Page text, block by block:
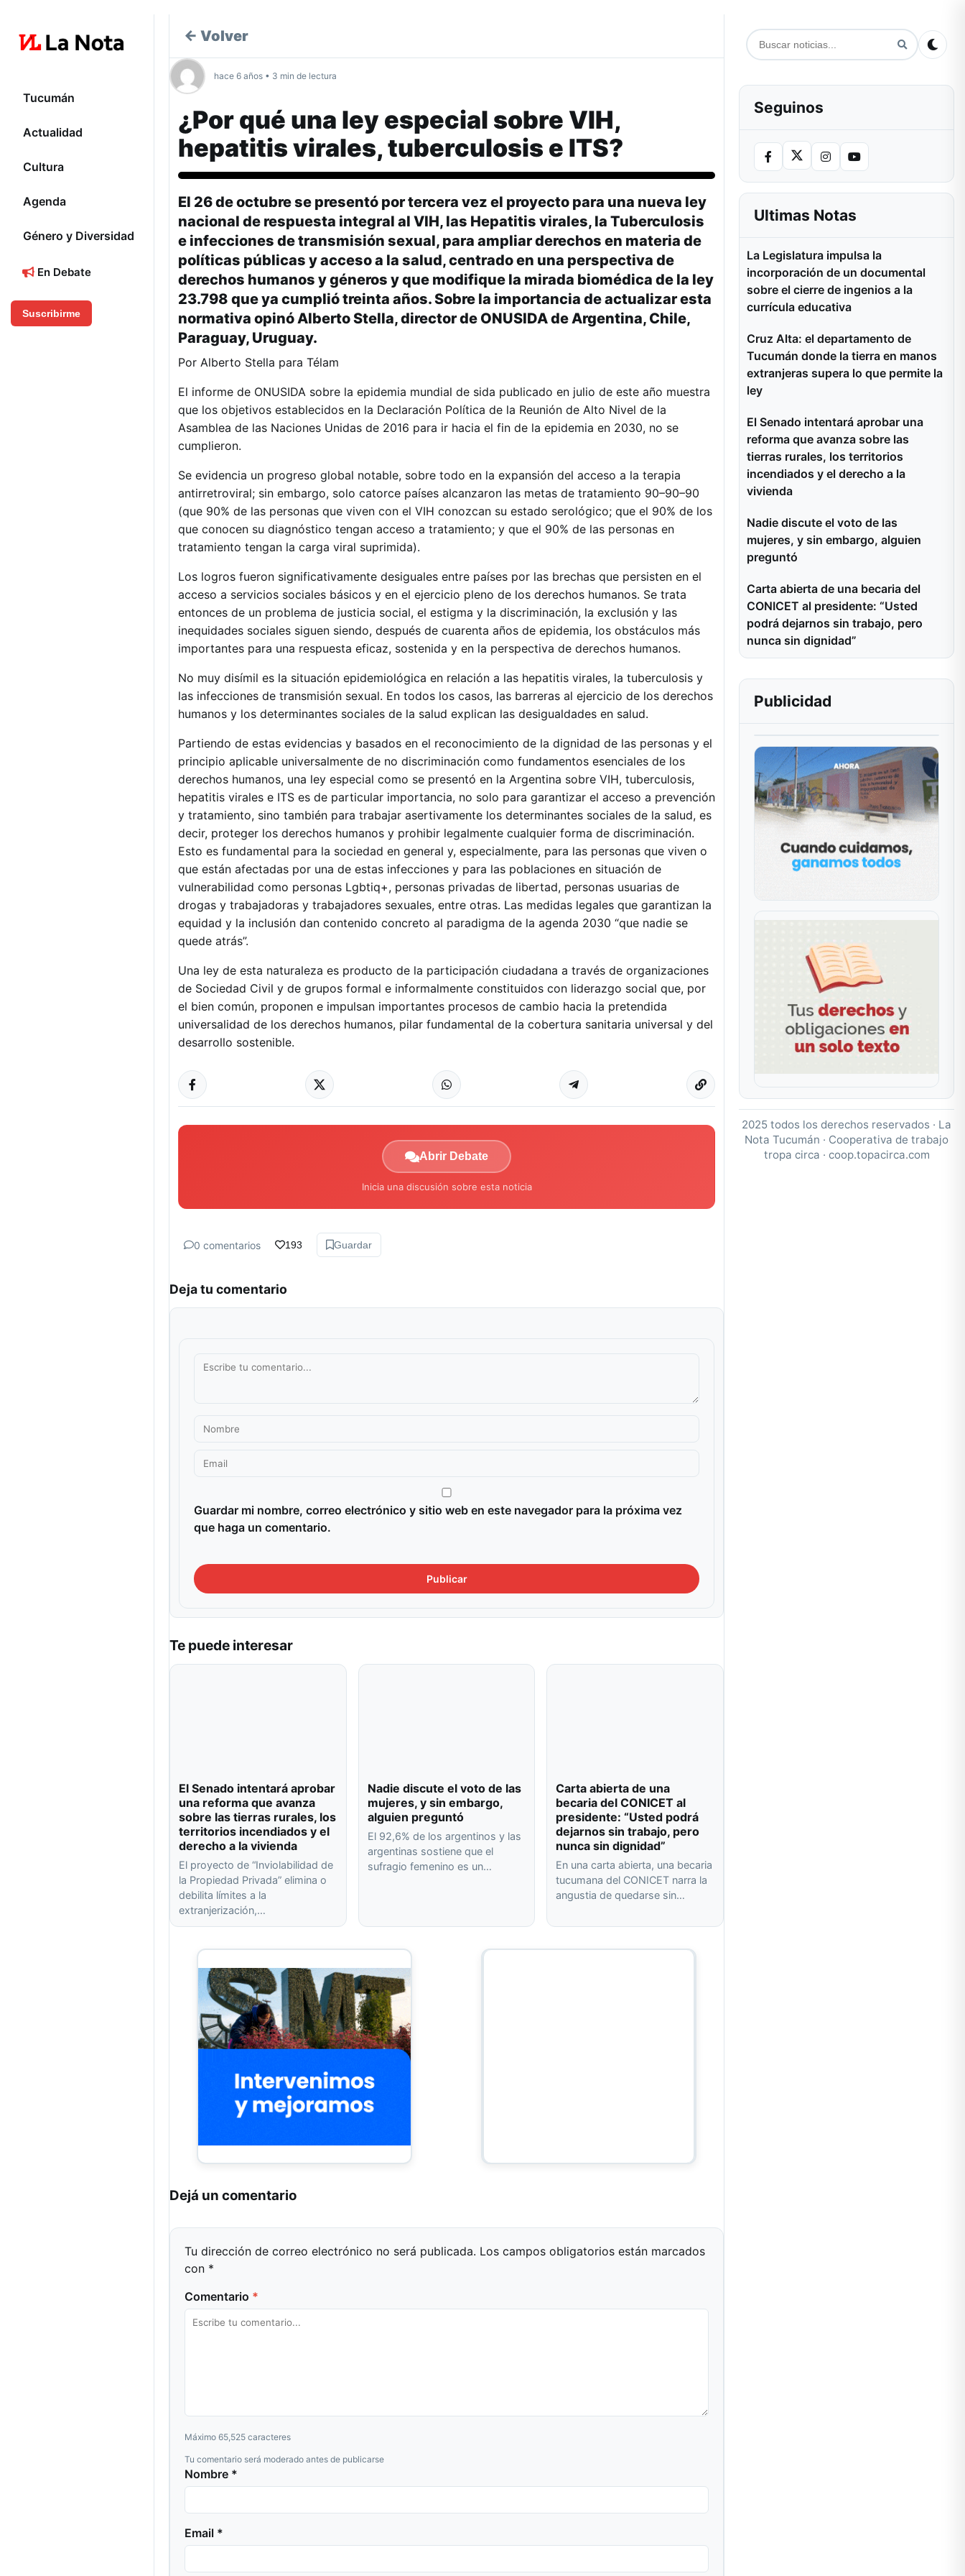
Tucumán
Actualidad
Cultura
Agenda
Género y Diversidad
En Debate
Suscribirme
← Volver
hace 6 años • 3 min de lectura
¿Por qué una ley especial sobre VIH,
hepatitis virales, tuberculosis e ITS?
El 26 de octubre se presentó por tercera vez el proyecto para una nueva ley
nacional de respuesta integral al VIH, las Hepatitis virales, la Tuberculosis
e infecciones de transmisión sexual, para ampliar derechos en materia de
políticas públicas y acceso a la salud, centrado en una perspectiva de
derechos humanos y géneros y que modifique la mirada biomédica de la ley
23.798 que ya cumplió treinta años. Sobre la importancia de actualizar esta
normativa opinó Alberto Stella, director de ONUSIDA de Argentina, Chile,
Paraguay, Uruguay.
Por Alberto Stella para Télam
El informe de ONUSIDA sobre la epidemia mundial de sida publicado en julio de este año muestra
que los objetivos establecidos en la Declaración Política de la Reunión de Alto Nivel de la
Asamblea de las Naciones Unidas de 2016 para ir hacia el fin de la epidemia en 2030, no se
cumplieron.
Se evidencia un progreso global notable, sobre todo en la expansión del acceso a la terapia
antirretroviral; sin embargo, solo catorce países alcanzaron las metas de tratamiento 90–90–90
(que 90% de las personas que viven con el VIH conozcan su estado serológico; que el 90% de los
que conocen su diagnóstico tengan acceso a tratamiento; y que el 90% de las personas en
tratamiento tengan la carga viral suprimida).
Los logros fueron significativamente desiguales entre países por las brechas que persisten en el
acceso a servicios sociales básicos y en el ejercicio pleno de los derechos humanos. Se trata
entonces de un problema de justicia social, el estigma y la discriminación, la exclusión y las
inequidades sociales siguen siendo, después de cuarenta años de epidemia, los obstáculos más
importantes para una respuesta eficaz, sostenida y en la perspectiva de derechos humanos.
No muy disímil es la situación epidemiológica en relación a las hepatitis virales, la tuberculosis y
las infecciones de transmisión sexual. En todos los casos, las barreras al ejercicio de los derechos
humanos y los determinantes sociales de la salud explican las desigualdades en salud.
Partiendo de estas evidencias y basados en el reconocimiento de la dignidad de las personas y el
principio aplicable universalmente de no discriminación como fundamentos esenciales de los
derechos humanos, una ley especial como se presentó en la Argentina sobre VIH, tuberculosis,
hepatitis virales e ITS es de particular importancia, no solo para garantizar el acceso a prevención
y tratamiento, sino también para trabajar asertivamente los determinantes sociales de la salud, es
decir, proteger los derechos humanos y prohibir legalmente cualquier forma de discriminación.
Esto es fundamental para la sociedad en general y, especialmente, para las personas que viven o
que están afectadas por una de estas infecciones y para las poblaciones en situación de
vulnerabilidad como personas Lgbtiq+, personas privadas de libertad, personas usuarias de
drogas y trabajadoras y trabajadores sexuales, entre otras. Las medidas legales que garantizan la
equidad y la inclusión dan contenido concreto al paradigma de la agenda 2030 “que nadie se
quede atrás”.
Una ley de esta naturaleza es producto de la participación ciudadana a través de organizaciones
de Sociedad Civil y de grupos formal e informalmente constituidos con liderazgo social que, por
el bien común, proponen e impulsan importantes procesos de cambio hacia la pretendida
universalidad de los derechos humanos, pilar fundamental de la cobertura sanitaria universal y del
desarrollo sostenible.
Abrir Debate
Inicia una discusión sobre esta noticia
0 comentarios 193 Guardar
Deja tu comentario
Guardar mi nombre, correo electrónico y sitio web en este navegador para la próxima vez
que haga un comentario.
Te puede interesar
El Senado intentará aprobar
una reforma que avanza
sobre las tierras rurales, los
territorios incendiados y el
derecho a la vivienda
El proyecto de “Inviolabilidad de
la Propiedad Privada” elimina o
debilita límites a la
extranjerización,…
Nadie discute el voto de las
mujeres, y sin embargo,
alguien preguntó
El 92,6% de los argentinos y las
argentinas sostiene que el
sufragio femenino es un…
Carta abierta de una
becaria del CONICET al
presidente: “Usted podrá
dejarnos sin trabajo, pero
nunca sin dignidad”
En una carta abierta, una becaria
tucumana del CONICET narra la
angustia de quedarse sin…
Dejá un comentario
Tu dirección de correo electrónico no será publicada. Los campos obligatorios están marcados
con *
Comentario *
Máximo 65,525 caracteres
Tu comentario será moderado antes de publicarse
Nombre *
Email *
Seguinos
Ultimas Notas
La Legislatura impulsa la
incorporación de un documental
sobre el cierre de ingenios a la
currícula educativa
Cruz Alta: el departamento de
Tucumán donde la tierra en manos
extranjeras supera lo que permite la
ley
El Senado intentará aprobar una
reforma que avanza sobre las
tierras rurales, los territorios
incendiados y el derecho a la
vivienda
Nadie discute el voto de las
mujeres, y sin embargo, alguien
preguntó
Carta abierta de una becaria del
CONICET al presidente: “Usted
podrá dejarnos sin trabajo, pero
nunca sin dignidad”
Publicidad
2025 todos los derechos reservados · La
Nota Tucumán · Cooperativa de trabajo
tropa circa · coop.topacirca.com